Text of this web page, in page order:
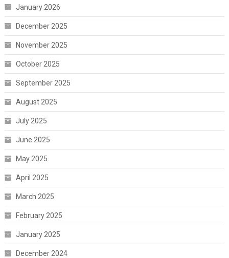
January 2026
December 2025
November 2025
October 2025
September 2025
August 2025
July 2025
June 2025
May 2025
April 2025
March 2025
February 2025
January 2025
December 2024